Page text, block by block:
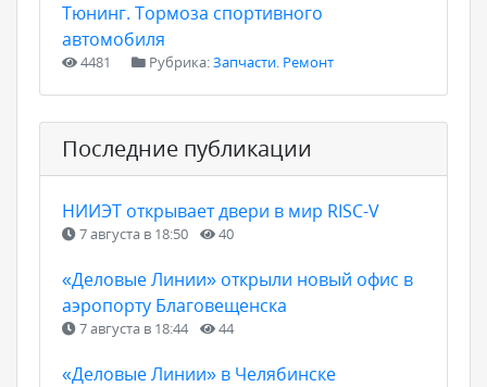
Тюнинг. Тормоза спортивного
автомобиля
4481 Рубрика:Запчасти. Ремонт
Последние публикации
НИИЭТ открывает двери в мир RISC-V
7 августа в 18:50 40
«Деловые Линии» открыли новый офис в
аэропорту Благовещенска
7 августа в 18:44 44
«Деловые Линии» в Челябинске